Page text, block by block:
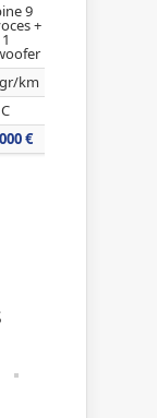
9
+
1
km
C
€